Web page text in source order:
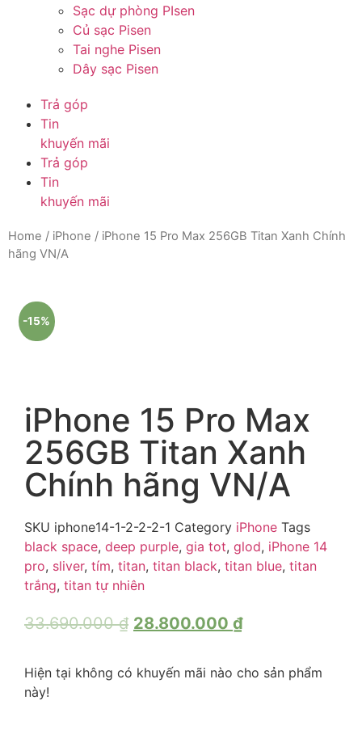
Sạc dự phòng PIsen
Củ sạc Pisen
Tai nghe Pisen
Dây sạc Pisen
Trả góp
Tin
khuyến mãi
Trả góp
Tin
khuyến mãi
Home / iPhone / iPhone 15 Pro Max 256GB Titan Xanh Chính
hãng VN/A
-15%
iPhone 15 Pro Max
256GB Titan Xanh
Chính hãng VN/A
SKU iphone14-1-2-2-2-1 Category iPhone Tags
black space, deep purple, gia tot, glod, iPhone 14
pro, sliver, tím, titan, titan black, titan blue, titan
trắng, titan tự nhiên
33.690.000₫ 28.800.000 ₫
Hiện tại không có khuyến mãi nào cho sản phẩm
này!